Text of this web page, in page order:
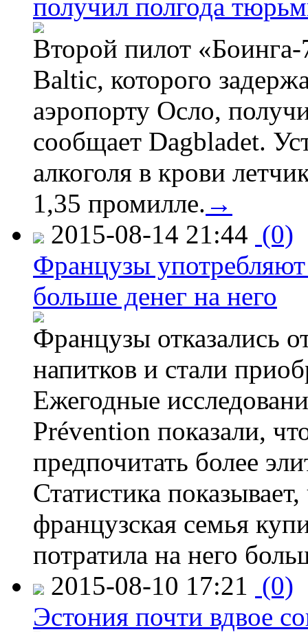
получил полгода
Второй пилот
Baltic, которого
аэропорту Осло,
сообщает Dagbladet.
алкоголя в крови
1,35 промилле. →
2015-08-14 21:44 (0)
Французы
больше денег на него
Французы отказались
напитков и стали
Ежегодные
Prévention показали,
предпочитать более
Статистика
французская семья
потратила на него
2015-08-10 17:21 (0)
Эстония почти вдвое